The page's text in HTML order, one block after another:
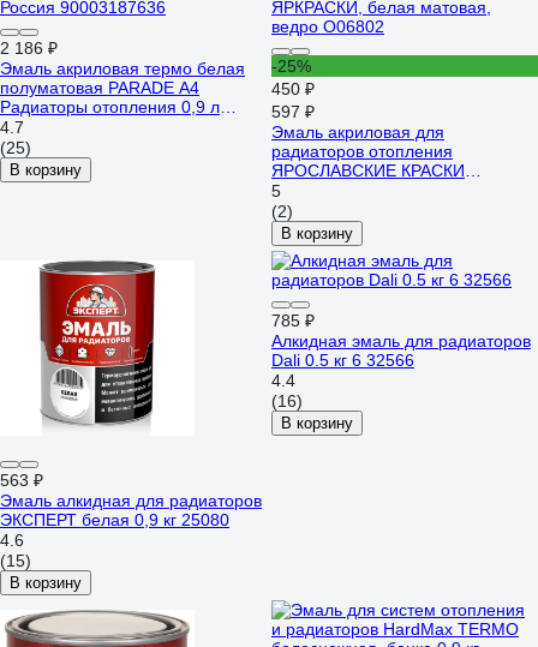
2 186 ₽
Эмаль акриловая термо белая
полуматовая PARADE А4
Радиаторы отопления 0,9 л
Россия 90003187636
4.7
(25)
В корзину
-25%
450 ₽
597 ₽
Эмаль акриловая для
радиаторов отопления
ЯРОСЛАВСКИЕ КРАСКИ
ЯРКРАСКИ, белая матовая,
ведро О06802
5
(2)
В корзину
563 ₽
Эмаль алкидная для радиаторов
ЭКСПЕРТ белая 0,9 кг 25080
4.6
(15)
В корзину
785 ₽
Алкидная эмаль для радиаторов
Dali 0.5 кг 6 32566
4.4
(16)
В корзину